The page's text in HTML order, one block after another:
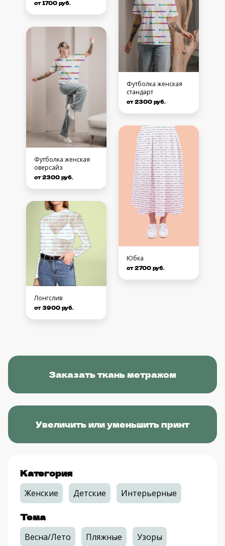
от 1700 руб.
Футболка женская
оверсайз
от 2300 руб.
Лонгслив
от 3900 руб.
Футболка женская
стандарт
от 2300 руб.
Юбка
от 2700 руб.
Заказать ткань метражом
Увеличить или уменьшить принт
Категория
Женские Детские Интерьерные
Тема
Весна/Лето Пляжные Узоры